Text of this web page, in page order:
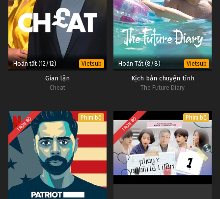
Hoàn tất (12/12) Vietsub
Gian lận
Cheat
Hoàn Tất (8/8) Vietsub
Kịch bản chuyện tình
The Future Diary
TRỌN BỘ Phim bộ TRỌN BỘ Phim bộ